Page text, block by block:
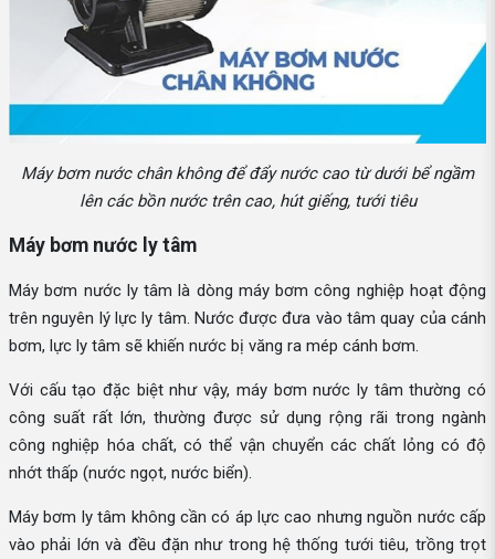
Máy bơm nước chân không để đẩy nước cao từ dưới bể ngầm
lên các bồn nước trên cao, hút giếng, tưới tiêu
Máy bơm nước ly tâm
Máy bơm nước ly tâm là dòng máy bơm công nghiệp hoạt động
trên nguyên lý lực ly tâm. Nước được đưa vào tâm quay của cánh
bơm, lực ly tâm sẽ khiến nước bị văng ra mép cánh bơm.
Với cấu tạo đặc biệt như vậy, máy bơm nước ly tâm thường có
công suất rất lớn, thường được sử dụng rộng rãi trong ngành
công nghiệp hóa chất, có thể vận chuyển các chất lỏng có độ
nhớt thấp (nước ngọt, nước biển).
Máy bơm ly tâm không cần có áp lực cao nhưng nguồn nước cấp
vào phải lớn và đều đặn như trong hệ thống tưới tiêu, trồng trọt